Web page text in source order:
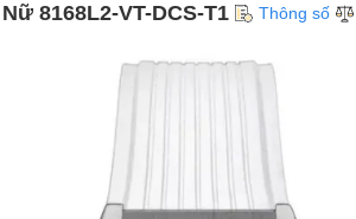
8168L2-VT-DCS-T1 Thông số